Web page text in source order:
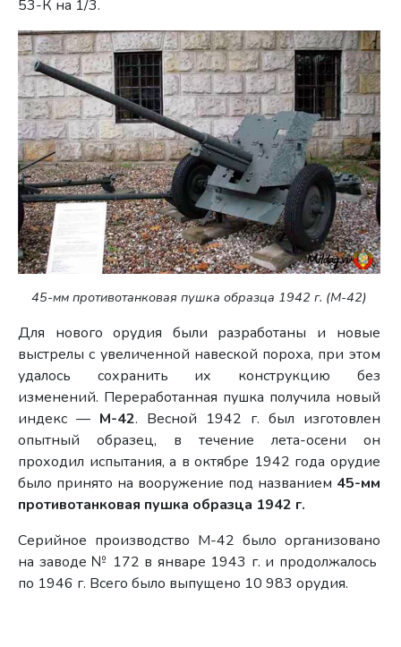
53-К на 1/3.
45-мм противотанковая пушка образца 1942 г. (М-42)
Для нового орудия были разработаны и новые
выстрелы с увеличенной навеской пороха, при этом
удалось сохранить их конструкцию без
изменений. Переработанная пушка получила новый
индекс — М-42. Весной 1942 г. был изготовлен
опытный образец, в течение лета-осени он
проходил испытания, а в октябре 1942 года орудие
было принято на вооружение под названием 45-мм
противотанковая пушка образца 1942 г.
Серийное производство М-42 было организовано
на заводе № 172 в январе 1943 г. и продолжалось
по 1946 г. Всего было выпущено 10 983 орудия.